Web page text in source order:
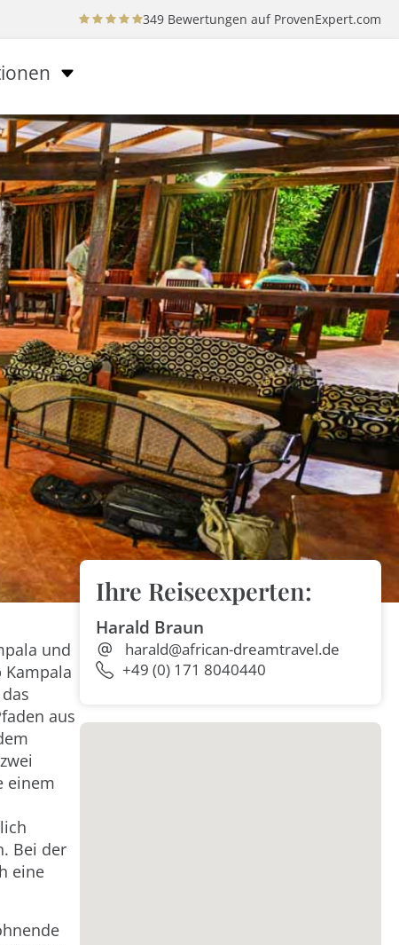
349 Bewertungen auf ProvenExpert.com
und
aus
einem
Bei der
eine
Ihre Reiseexperten:
Harald Braun
harald@african-dreamtravel.de
+49 (0) 171 8040440